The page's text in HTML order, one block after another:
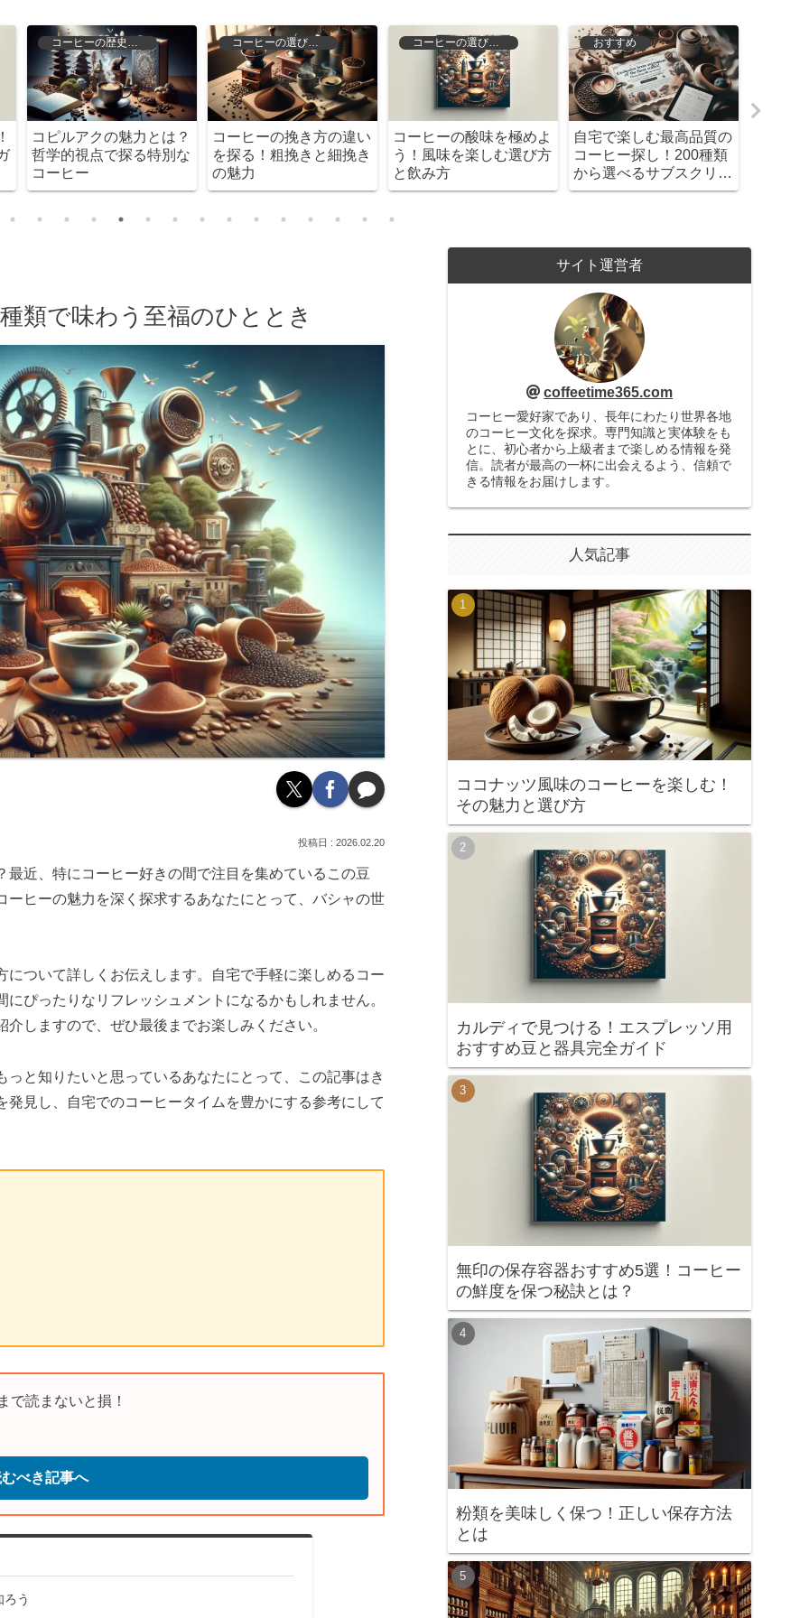
コーヒーの歴史と文化
コピルアクの魅力とは？
哲学的視点で探る特別な
コーヒー
コーヒーの選び方と保存
コーヒーの挽き方の違い
を探る！粗挽きと細挽き
の魅力
コーヒーの選び方と保存
コーヒーの酸味を極めよ
う！風味を楽しむ選び方
と飲み方
おすすめ
自宅で楽しむ最高品質の
コーヒー探し！200種類
から選べるサブスクリプ
ション
類で味わう至福のひととき
2026.02.20
近、特にコーヒー好きの間で注目を集めているこの豆
ヒーの魅力を深く探求するあなたにとって、バシャの世
ついて詳しくお伝えします。自宅で手軽に楽しめるコー
ぴったりなリフレッシュメントになるかもしれません。
しますので、ぜひ最後までお楽しみください。
と知りたいと思っているあなたにとって、この記事はき
見し、自宅でのコーヒータイムを豊かにする参考にして
で読まないと損！
べき記事へ
う
サイト運営者
coffeetime365.com
コーヒー愛好家であり、長年にわたり世界各地
のコーヒー文化を探求。専門知識と実体験をも
とに、初心者から上級者まで楽しめる情報を発
信。読者が最高の一杯に出会えるよう、信頼で
きる情報をお届けします。
人気記事
ココナッツ風味のコーヒーを楽しむ！
その魅力と選び方
カルディで見つける！エスプレッソ用
おすすめ豆と器具完全ガイド
無印の保存容器おすすめ5選！コーヒー
の鮮度を保つ秘訣とは？
粉類を美味しく保つ！正しい保存方法
とは